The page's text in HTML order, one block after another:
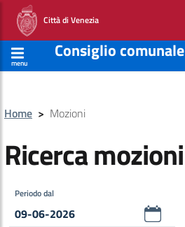
Città di Venezia
menu
Consiglio comunale
Home > Mozioni
Ricerca mozioni
Periodo dal